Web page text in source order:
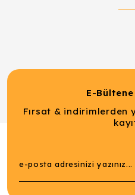
E-
Fırsat & indirimlerden